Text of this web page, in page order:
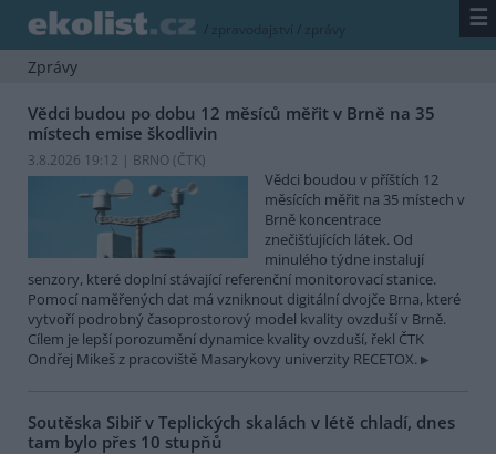
/ zpravodajství / zprávy ☰
Zprávy
Vědci budou po dobu 12 měsíců měřit v Brně na 35
místech emise škodlivin
3.8.2026 19:12 | BRNO (ČTK)
Vědci boudou v příštích 12
měsících měřit na 35 místech v
Brně koncentrace
znečišťujících látek. Od
minulého týdne instalují
senzory, které doplní stávající referenční monitorovací stanice.
Pomocí naměřených dat má vzniknout digitální dvojče Brna, které
vytvoří podrobný časoprostorový model kvality ovzduší v Brně.
Cílem je lepší porozumění dynamice kvality ovzduší, řekl ČTK
Ondřej Mikeš z pracoviště Masarykovy univerzity RECETOX.
Soutěska Sibiř v Teplických skalách v létě chladí, dnes
tam bylo přes 10 stupňů